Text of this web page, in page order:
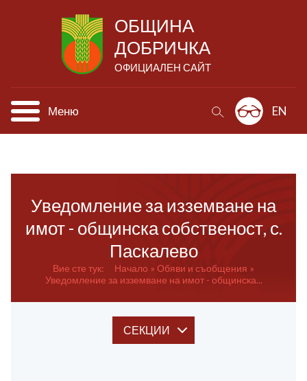
ОБЩИНА
ДОБРИЧКА
ОФИЦИАЛЕН САЙТ
Меню EN
Уведомление за изземване на
имот - общинска собственост, с.
Паскалево
Вие сте тук: Начало
Обяви и съобщения
Уведомление за изземване на имот - общинска...
СЕКЦИИ